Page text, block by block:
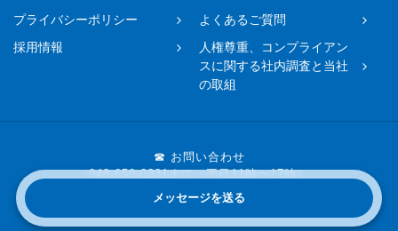
メッセージを送る
プライバシーポリシー
よくあるご質問
採用情報
人権尊重、コンプライアン
スに関する社内調査と当社
の取組
☎ お問い合わせ
048-650-0331まで（平日11時〜17時）
Copyright © 2019 FM NACK5 All rights reserved.